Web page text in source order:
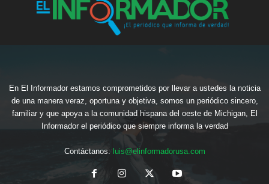
En El Informador estamos comprometidos por llevar a ustedes la noticia
de una manera veraz, oportuna y objetiva, somos un periódico sincero,
familiar y que apoya a la comunidad hispana del oeste de Michigan, El
Informador el periódico que siempre informa la verdad
Contáctanos: luis@elinformadorusa.com